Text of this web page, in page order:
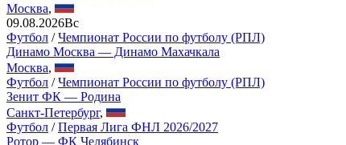
Москва,
09.08.2026Вс
Футбол /Чемпионат России по футболу (РПЛ)
Динамо Москва — Динамо Махачкала
Москва,
Футбол /Чемпионат России по футболу (РПЛ)
Зенит ФК — Родина
Санкт-Петербург,
Футбол /Первая Лига ФНЛ 2026/2027
Ротор — ФК Челябинск